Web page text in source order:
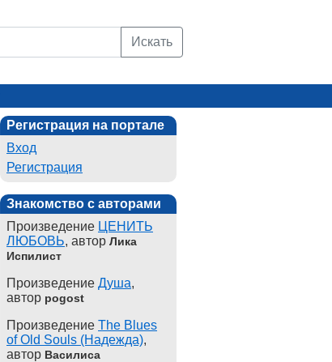
Искать
Регистрация на портале
Вход
Регистрация
Знакомство с авторами
Произведение ЦЕНИТЬ
ЛЮБОВЬ, автор Лика
Испилист
Произведение Душа,
автор pogost
Произведение The Blues
of Old Souls (Надежда),
автор Василиса